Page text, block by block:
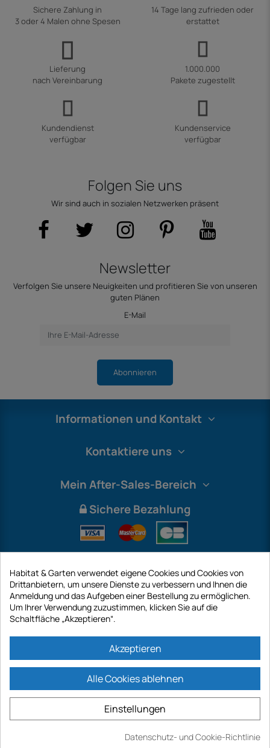
Sichere Zahlung in
3 oder 4 Malen ohne Spesen
14 Tage lang zufrieden oder
erstattet
Lieferung
nach Vereinbarung
1.000.000
Pakete zugestellt
Kundendienst
verfügbar
Kundenservice
verfügbar
Folgen Sie uns
Wir sind auch in sozialen Netzwerken präsent
Newsletter
Verfolgen Sie unsere Neuigkeiten und profitieren Sie von unseren
guten Plänen
E-Mail
Abonnieren
Informationen und Kontakt
Kontaktiere uns
Mein After-Sales-Bereich
Sichere Bezahlung
International
einem Kapital von 187 203,29 €, 32 Rue de Paradis - PARIS 75010
(FRANKREICH). GECODIS.SA wurde am 11.04.1998 gegründet und ist eine
Tochtergesellschaft der ODAYA ​​HOLDING mit einem Kapital von 2.750.640,00
EURO.
Habitat & Garten verwendet eigene Cookies und Cookies von
Drittanbietern, um unsere Dienste zu verbessern und Ihnen die
Anmeldung und das Aufgeben einer Bestellung zu ermöglichen.
Um Ihrer Verwendung zuzustimmen, klicken Sie auf die
Schaltfläche „Akzeptieren“.
Akzeptieren
Alle Cookies ablehnen
Einstellungen
Datenschutz- und Cookie-Richtlinie